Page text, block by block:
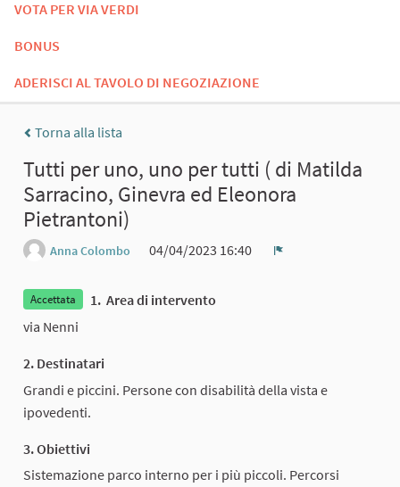
VOTA PER VIA VERDI
BONUS
ADERISCI AL TAVOLO DI NEGOZIAZIONE
Torna alla lista
Tutti per uno, uno per tutti ( di Matilda
Sarracino, Ginevra ed Eleonora
Pietrantoni)
Anna Colombo
04/04/2023 16:40
Accettata
1. Area di intervento
via Nenni
2. Destinatari
Grandi e piccini. Persone con disabilità della vista e
ipovedenti.
3. Obiettivi
Sistemazione parco interno per i più piccoli. Percorsi